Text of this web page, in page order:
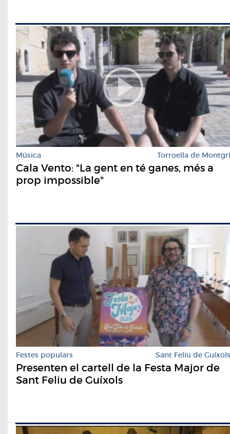
Música Torroella de Montgrí
Cala Vento: "La gent en té ganes, més a
prop impossible"
Festes populars Sant Feliu de Guíxols
Presenten el cartell de la Festa Major de
Sant Feliu de Guíxols